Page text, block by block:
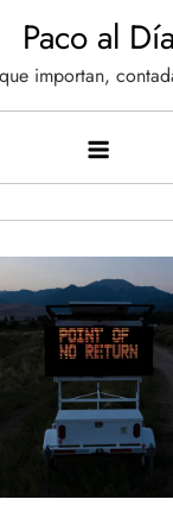
Paco al Día
importan,